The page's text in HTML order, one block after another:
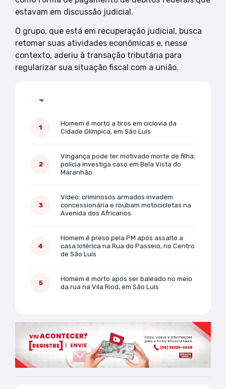
estavam em discussão judicial.
O grupo, que está em recuperação judicial, busca
retomar suas atividades econômicas e, nesse
contexto, aderiu à transação tributária para
regularizar sua situação fiscal com a união.
Homem é morto a tiros em ciclovia da
Cidade Olímpica, em São Luís
Vingança pode ter motivado morte de filha;
polícia investiga caso em Bela Vista do
Maranhão
Vídeo: criminosos armados invadem
concessionária e roubam motocicletas na
Avenida dos Africanos
Homem é preso pela PM após assalto a
casa lotérica na Rua do Passeio, no Centro
de São Luís
Homem é morto após ser baleado no meio
da rua na Vila Riod, em São Luís